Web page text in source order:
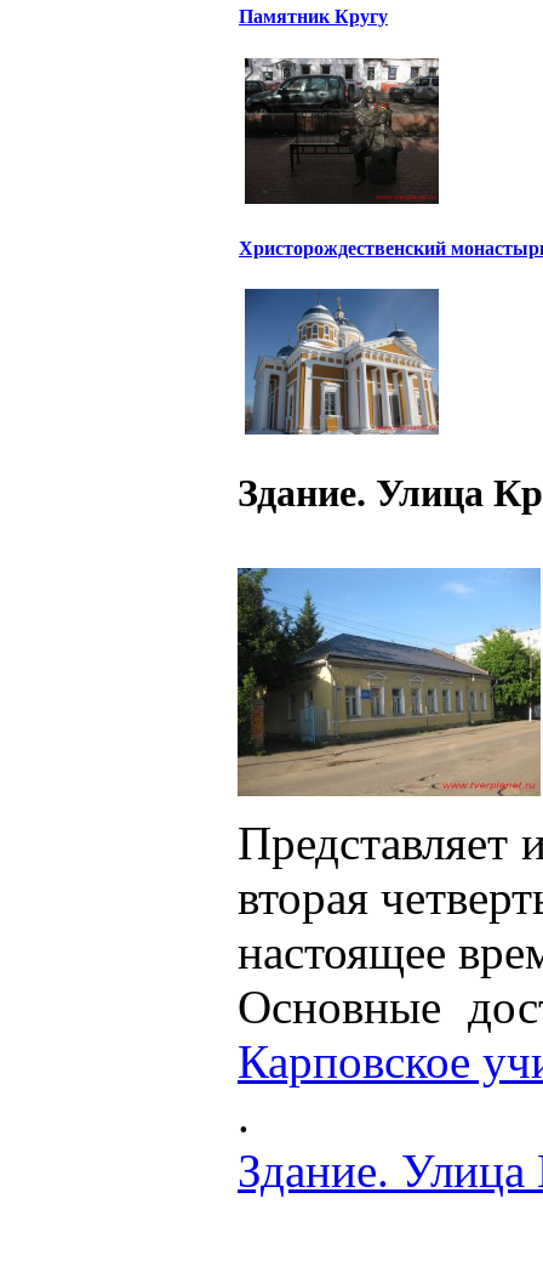
Памятник Кругу
Христорождественский
Здание. Улица
Представляет
вторая
настоящее
Основные
Карповское
.
Здание.